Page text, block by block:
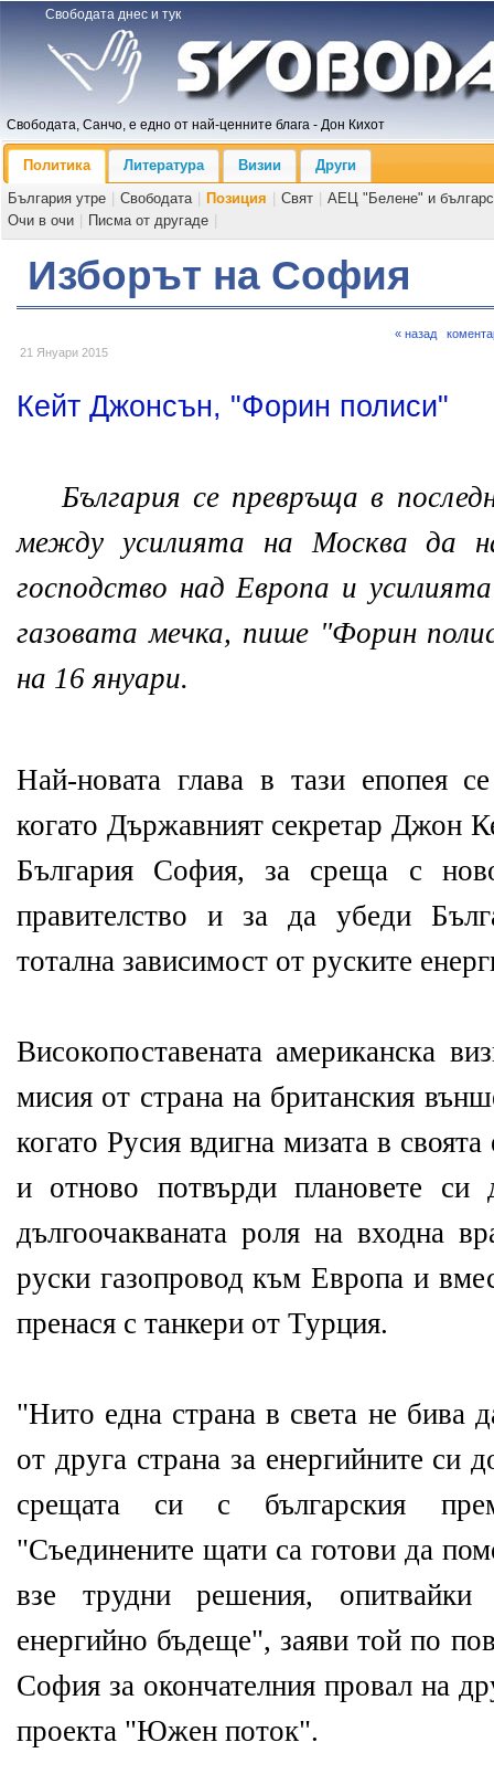
Свободата днес и тук
Свободата, Санчо, е едно от най-ценните блага - Дон Кихот
Политика Литература Визии
Други
България утре
Свободата Позиция Свят
АЕЦ "Белене" и
Очи в очи
Писма от другаде
Изборът на София
21 Януари 2015
« назад
Кейт Джонсън, "Форин полиси"
България се превръща в
между усилията на Москва да
господство над Европа и
газовата мечка, пише "Форин
на 16 януари.
Най-новата глава в тази епопея
когато Държавният секретар Джон
България София, за среща с
правителство и за да убеди
тотална зависимост от руските
Високопоставената американска
мисия от страна на британския
когато Русия вдигна мизата в
и отново потвърди плановете си
дългоочакваната роля на входна
руски газопровод към Европа и
пренася с танкери от Турция.
"Нито една страна в света не бива
от друга страна за енергийните си
срещата си с българския
"Съединените щати са готови да
взе трудни решения,
енергийно бъдеще", заяви той по
София за окончателния провал на
проекта "Южен поток".